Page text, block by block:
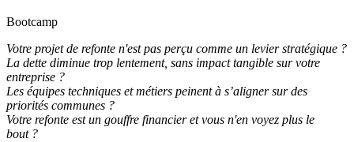
Bootcamp
Votre projet de refonte n'est pas perçu comme un levier stratégique ?
La dette diminue trop lentement, sans impact tangible sur votre
entreprise ?
Les équipes techniques et métiers peinent à s’aligner sur des
priorités communes ?
Votre refonte est un gouffre financier et vous n'en voyez plus le
bout ?